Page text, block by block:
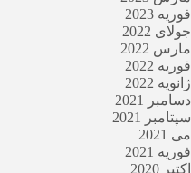
فوریه 2023
جولای 2022
مارس 2022
فوریه 2022
ژانویه 2022
دسامبر 2021
سپتامبر 2021
می 2021
فوریه 2021
اکتبر 2020